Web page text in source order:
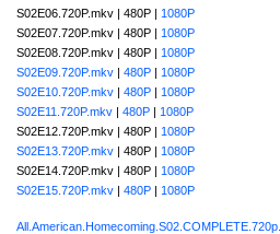
S02E06.720P.mkv | 480P | 1080P
S02E07.720P.mkv | 480P | 1080P
S02E08.720P.mkv | 480P | 1080P
S02E09.720P.mkv | 480P | 1080P
S02E10.720P.mkv | 480P | 1080P
S02E11.720P.mkv | 480P | 1080P
S02E12.720P.mkv | 480P | 1080P
S02E13.720P.mkv | 480P | 1080P
S02E14.720P.mkv | 480P | 1080P
S02E15.720P.mkv | 480P | 1080P